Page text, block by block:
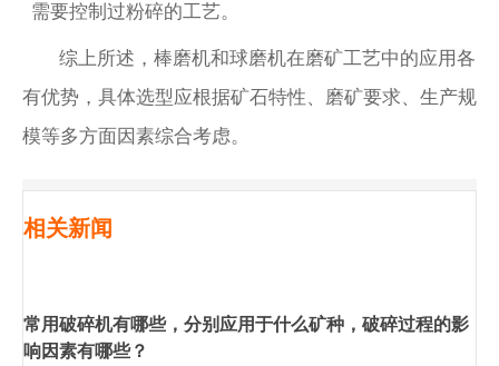
需要控制过粉碎的工艺。
综上所述，棒磨机和球磨机在磨矿工艺中的应用各
有优势，具体选型应根据矿石特性、磨矿要求、生产规
模等多方面因素综合考虑。
相关新闻
常用破碎机有哪些，分别应用于什么矿种，破碎过程的影
响因素有哪些？